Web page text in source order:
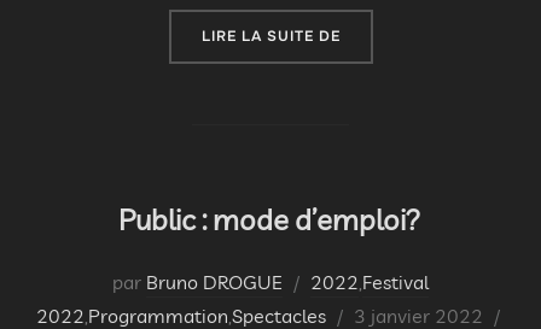
LIRE LA SUITE DE« « MEMBRE FANTÔME »
Public : mode d’emploi?
par Bruno DROGUE 2022 Festival
2022 Programmation Spectacles
Publié
3 janvier 2022